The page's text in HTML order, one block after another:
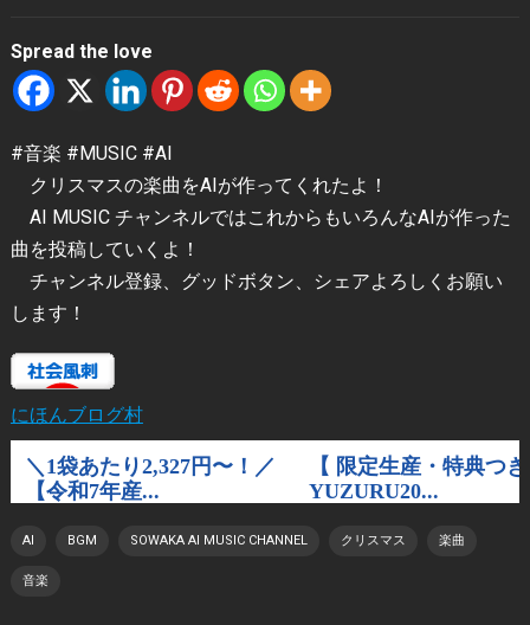
Spread the love
#音楽 #MUSIC #AI
クリスマスの楽曲をAIが作ってくれたよ！
AI MUSIC チャンネルではこれからもいろんなAIが作った
曲を投稿していくよ！
チャンネル登録、グッドボタン、シェアよろしくお願い
します！
にほんブログ村
AI BGM SOWAKA AI MUSIC CHANNEL クリスマス 楽曲
音楽